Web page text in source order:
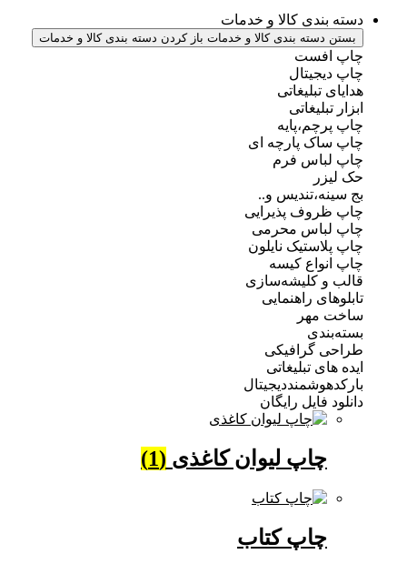
کالا و خدمات
بندی کالا و خدمات باز کردن دسته بندی کالا و خدمات
پارچه ای
فرم
و..
پذیرایی
محرمی
نایلون
کیسه
کلیشه‌سازی
راهنمایی
گرافیکی
تبلیغاتی
فایل رایگان
چاپ لیوان کاغذی(1)
چاپ کتاب